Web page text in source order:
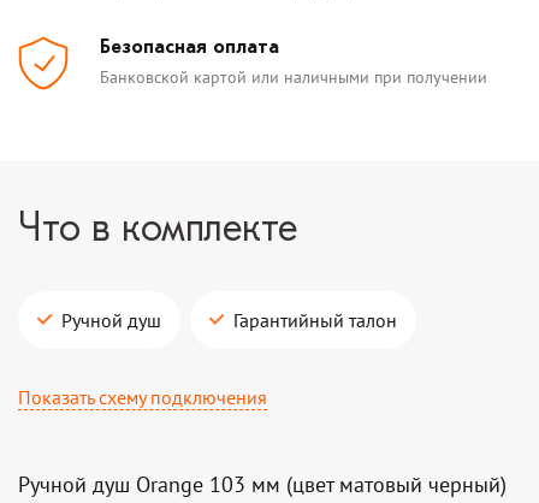
Безопасная оплата
Банковской картой или наличными при получении
Что в комплекте
Ручной душ Гарантийный талон
Показать схему подключения
Ручной душ Orange 103 мм (цвет матовый черный)